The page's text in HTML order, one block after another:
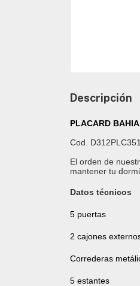
Descripción
PLACARD
Cod.
El orden de
mantener tu
Datos técnicos
5 puertas
2 cajones
Correderas
5 estantes